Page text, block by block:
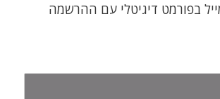
בפורמט דיגיטלי עם ההרשמה